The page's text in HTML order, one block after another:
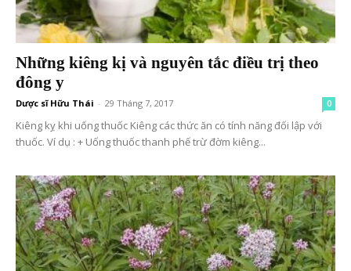
Những kiêng kị và nguyên tắc điều trị theo
đông y
Dược sĩ Hữu Thái - 29 Tháng 7, 2017 0
Kiêng kỵ khi uống thuốc Kiêng các thức ăn có tính năng đối lập với
thuốc. Ví dụ : + Uống thuốc thanh phế trừ đờm kiêng...